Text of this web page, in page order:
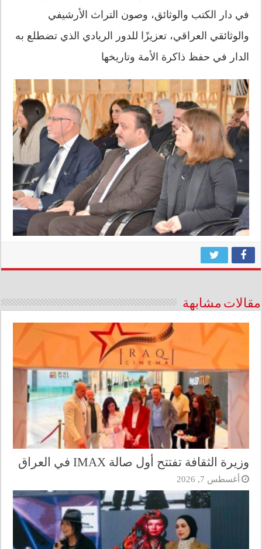
في دار الكتب والوثائق، وصون التراث الأرشيفي
والوثائقي العراقي، تعزيزًا للدور الريادي الذي تضطلع به
الدار في حفظ ذاكرة الأمة وتاريخها
مقالات مشابهة
وزيرة الثقافة تفتتح أول صالة IMAX في العراق
أغسطس 7, 2026